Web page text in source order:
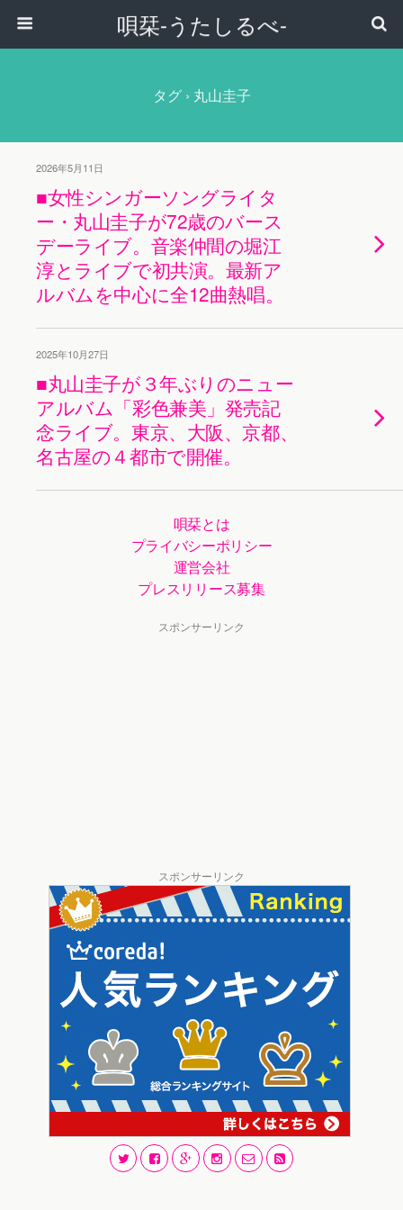
唄栞-うたしるべ-
タグ › 丸山圭子
2026年5月11日
■女性シンガーソングライタ
ー・丸山圭子が72歳のバース
デーライブ。音楽仲間の堀江
淳とライブで初共演。最新ア
ルバムを中心に全12曲熱唱。
2025年10月27日
■丸山圭子が３年ぶりのニュー
アルバム「彩色兼美」発売記
念ライブ。東京、大阪、京都、
名古屋の４都市で開催。
唄栞とは
プライバシーポリシー
運営会社
プレスリリース募集
スポンサーリンク
スポンサーリンク